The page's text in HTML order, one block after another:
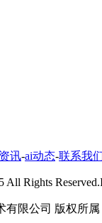
讯-ai动态-联系我
All Rights
有限公司 版权所属